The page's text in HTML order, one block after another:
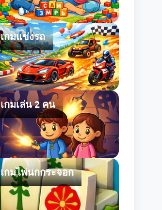
เกมแข่งรถ
เกมเล่น 2 คน
เกมไพ่นกกระจอก